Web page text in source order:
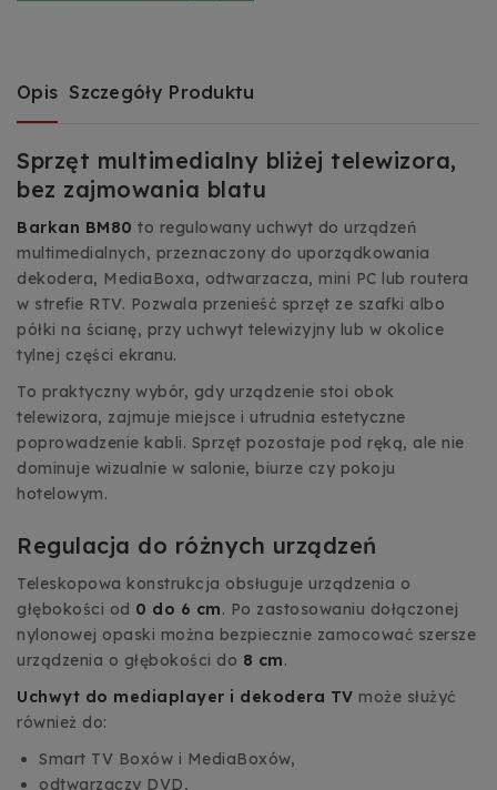
Opis Szczegóły Produktu
Sprzęt multimedialny bliżej telewizora,
bez zajmowania blatu
Barkan BM80 to regulowany uchwyt do urządzeń
multimedialnych, przeznaczony do uporządkowania
dekodera, MediaBoxa, odtwarzacza, mini PC lub routera
w strefie RTV. Pozwala przenieść sprzęt ze szafki albo
półki na ścianę, przy uchwyt telewizyjny lub w okolice
tylnej części ekranu.
To praktyczny wybór, gdy urządzenie stoi obok
telewizora, zajmuje miejsce i utrudnia estetyczne
poprowadzenie kabli. Sprzęt pozostaje pod ręką, ale nie
dominuje wizualnie w salonie, biurze czy pokoju
hotelowym.
Regulacja do różnych urządzeń
Teleskopowa konstrukcja obsługuje urządzenia o
głębokości od 0 do 6 cm. Po zastosowaniu dołączonej
nylonowej opaski można bezpiecznie zamocować szersze
urządzenia o głębokości do 8 cm.
Uchwyt do mediaplayer i dekodera TV może służyć
również do:
Smart TV Boxów i MediaBoxów,
odtwarzaczy DVD,